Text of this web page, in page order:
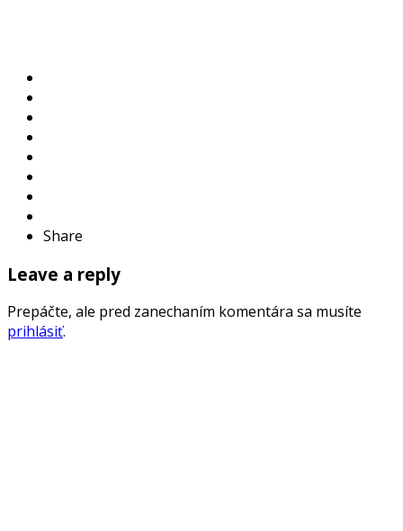
Share
Leave a reply
Prepáčte, ale pred zanechaním komentára sa musíte
prihlásiť.